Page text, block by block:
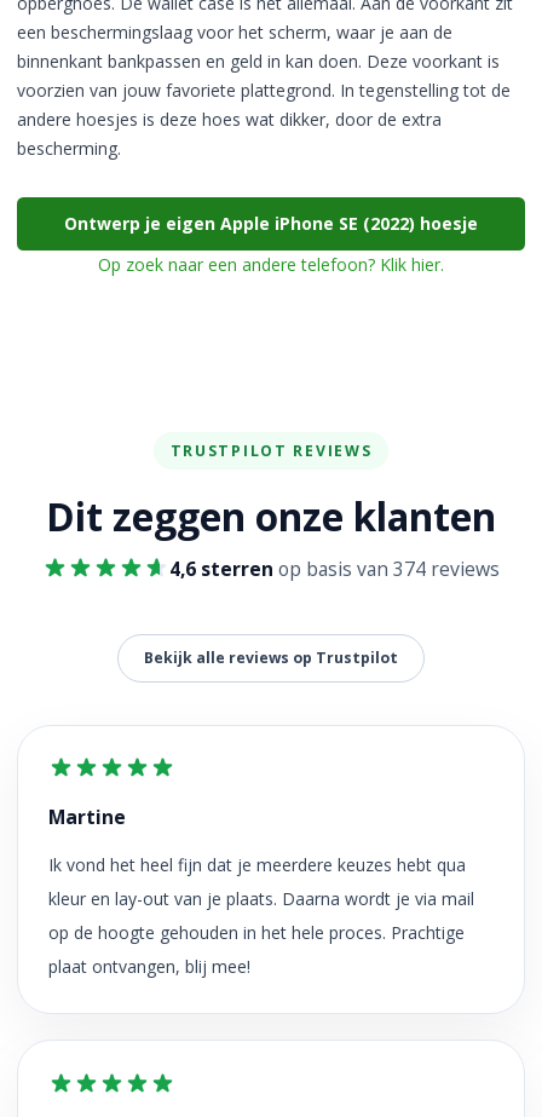
een beschermingslaag voor het scherm, waar je aan de
binnenkant bankpassen en geld in kan doen. Deze voorkant is
voorzien van jouw favoriete plattegrond. In tegenstelling tot de
andere hoesjes is deze hoes wat dikker, door de extra
bescherming.
Ontwerp je eigen Apple iPhone SE (2022) hoesje
Op zoek naar een andere telefoon? Klik hier.
TRUSTPILOT REVIEWS
Dit zeggen onze klanten
4,6 sterren op basis van 374 reviews
Bekijk alle reviews op Trustpilot
Martine
Ik vond het heel fijn dat je meerdere keuzes hebt qua
kleur en lay-out van je plaats. Daarna wordt je via mail
op de hoogte gehouden in het hele proces. Prachtige
plaat ontvangen, blij mee!